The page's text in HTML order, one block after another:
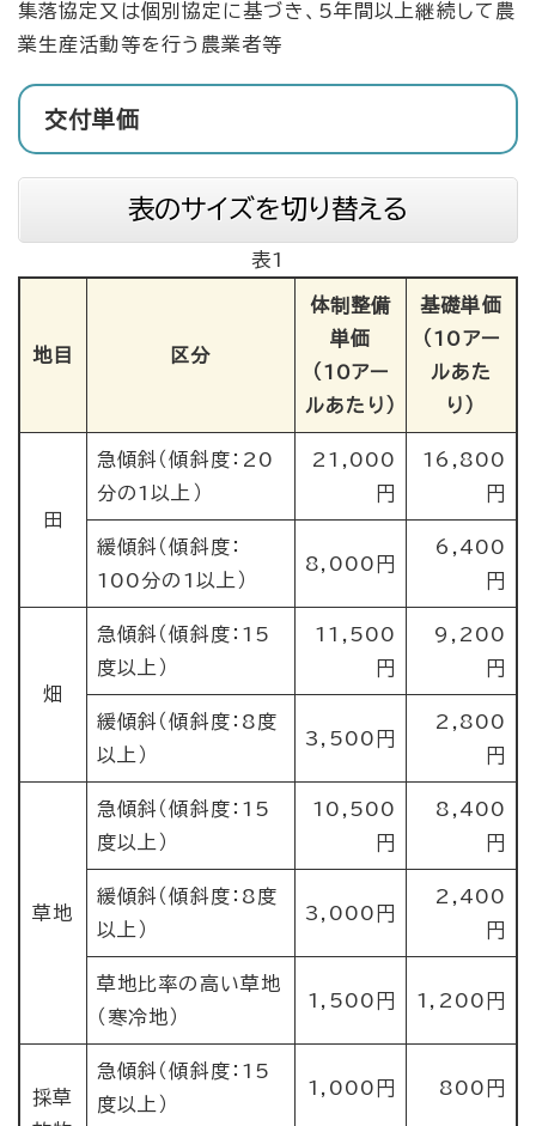
集落協定又は個別協定に基づき、5年間以上継続して農
業生産活動等を行う農業者等
交付単価
表のサイズを切り替える
表1
地目 区分
体制整備
単価
（10アー
ルあたり）
基礎単価
（10アー
ルあた
り）
田
急傾斜（傾斜度：20
分の1以上）
21,000
円
16,800
円
緩傾斜（傾斜度：
100分の1以上）
8,000円
6,400
円
畑
急傾斜（傾斜度：15
度以上）
11,500
円
9,200
円
緩傾斜（傾斜度：8度
以上）
3,500円
2,800
円
草地
急傾斜（傾斜度：15
度以上）
10,500
円
8,400
円
緩傾斜（傾斜度：8度
以上）
3,000円
2,400
円
草地比率の高い草地
（寒冷地）
1,500円 1,200円
採草
急傾斜（傾斜度：15
度以上）
1,000円 800円